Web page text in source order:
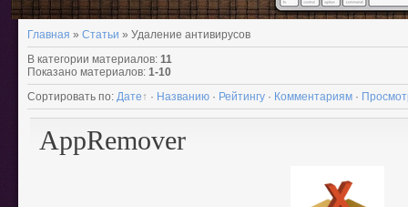
Главная » Статьи » Удаление антивирусов
В категории материалов: 11
Показано материалов: 1-10
Сортировать по: Дате · Названию · Рейтингу · Комментариям ·
AppRemover